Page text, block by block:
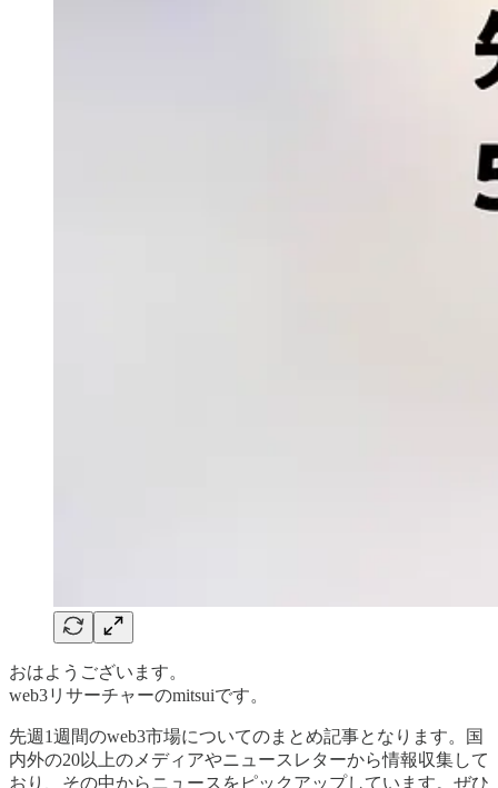
おはようございます。
web3リサーチャーのmitsuiです。
先週1週間のweb3市場についてのまとめ記事となります。国
内外の20以上のメディアやニュースレターから情報収集して
おり、その中からニュースをピックアップしています。ぜひ